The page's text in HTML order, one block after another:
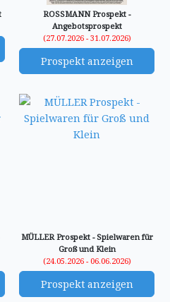
ROSSMANN Prospekt -
Angebotsprospekt
(27.07.2026 - 31.07.2026)
Prospekt anzeigen
MÜLLER Prospekt - Spielwaren für
Groß und Klein
(24.05.2026 - 06.06.2026)
Prospekt anzeigen